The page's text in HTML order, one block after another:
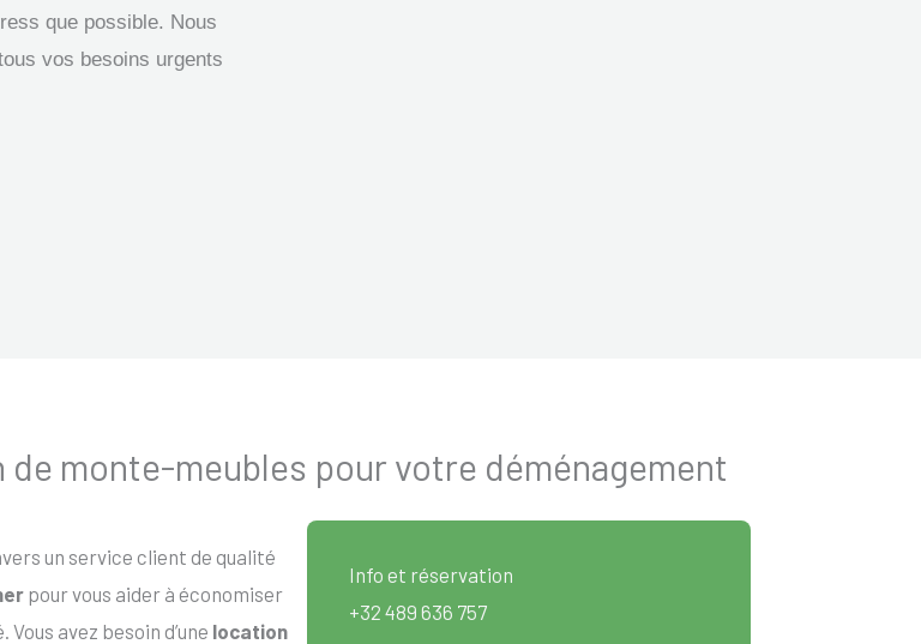
que possible. Nous
vos besoins urgents
monte-meubles pour votre déménagement
un service client de qualité
pour vous aider à économiser
avez besoin d’une location
Info et réservation
+32 489 636 757